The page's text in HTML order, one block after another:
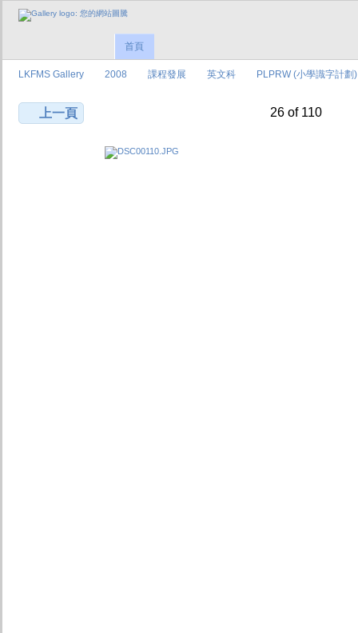
首頁
LKFMS Gallery 2008 課程發展 英文科 PLPRW (小學識字計劃)
上一頁 26 of 110